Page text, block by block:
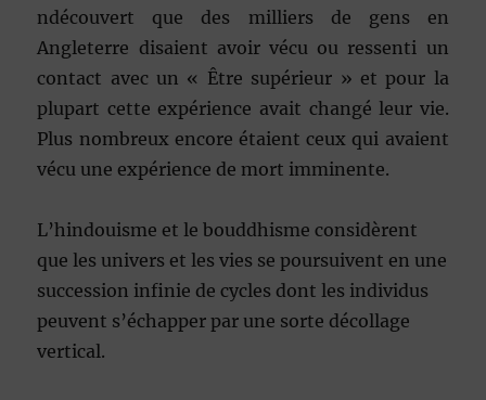
ndécouvert que des milliers de gens en
Angleterre disaient avoir vécu ou ressenti un
contact avec un « Être supérieur » et pour la
plupart cette expérience avait changé leur vie.
Plus nombreux encore étaient ceux qui avaient
vécu une expérience de mort imminente.
L’hindouisme et le bouddhisme considèrent
que les univers et les vies se poursuivent en une
succession infinie de cycles dont les individus
peuvent s’échapper par une sorte décollage
vertical.